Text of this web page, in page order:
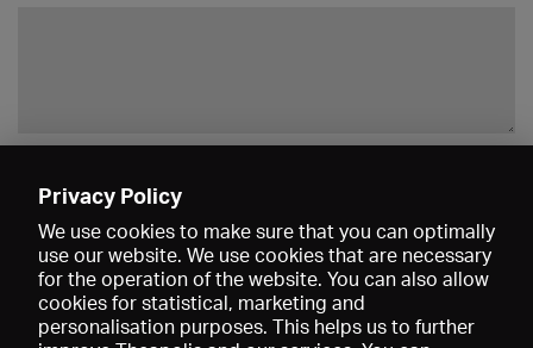
Privacy Policy
We use cookies to make sure that you can optimally
use our website. We use cookies that are necessary
for the operation of the website. You can also allow
cookies for statistical, marketing and
personalisation purposes. This helps us to further